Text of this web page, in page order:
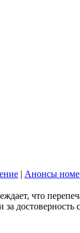
| Анонсы
что
за